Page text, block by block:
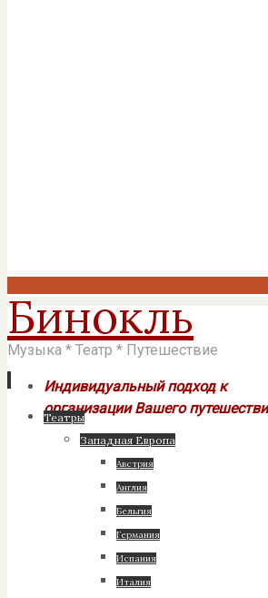
Бинокль
Музыка * Театр * Путешествие
Индивидуальный подход к
организации Вашего
Перейти
содержимому
Театры
Западная Европа
Австрия
Англия
Бельгия
Германия
Испания
Италия